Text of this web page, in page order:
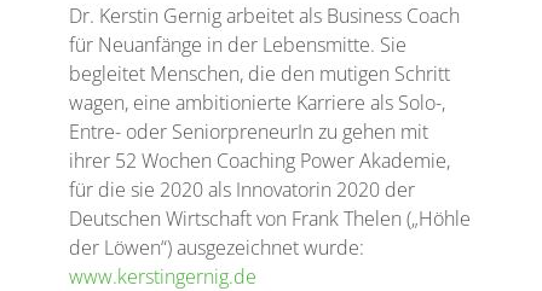
Dr. Kerstin Gernig arbeitet als Business Coach
für Neuanfänge in der Lebensmitte. Sie
begleitet Menschen, die den mutigen Schritt
wagen, eine ambitionierte Karriere als Solo-,
Entre- oder SeniorpreneurIn zu gehen mit
ihrer 52 Wochen Coaching Power Akademie,
für die sie 2020 als Innovatorin 2020 der
Deutschen Wirtschaft von Frank Thelen („Höhle
der Löwen“) ausgezeichnet wurde:
www.kerstingernig.de